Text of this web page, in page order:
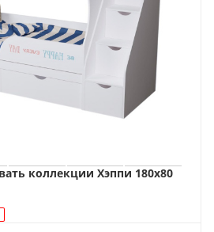
коллекции Хэппи 180х80